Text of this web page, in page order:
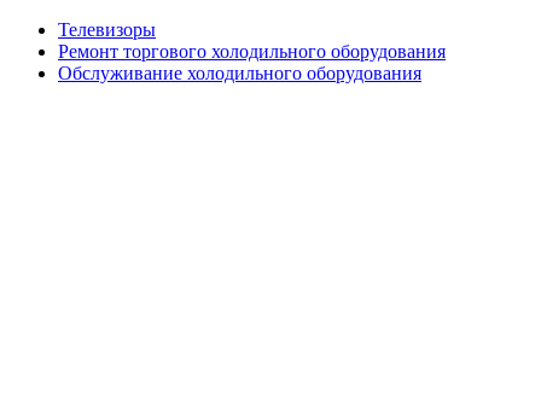
Телевизоры
Ремонт торгового холодильного оборудования
Обслуживание холодильного оборудования